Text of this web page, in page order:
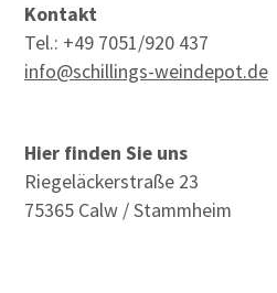
Kontakt
Tel.: +49 7051/920 437
info@schillings-weindepot.de
Hier finden Sie uns
Riegeläckerstraße 23
75365 Calw / Stammheim